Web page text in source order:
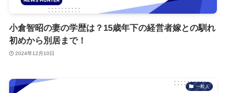
小倉智昭の妻の学歴は？15歳年下の経営者嫁との馴れ
初めから別居まで！
2024年12月10日
一般人